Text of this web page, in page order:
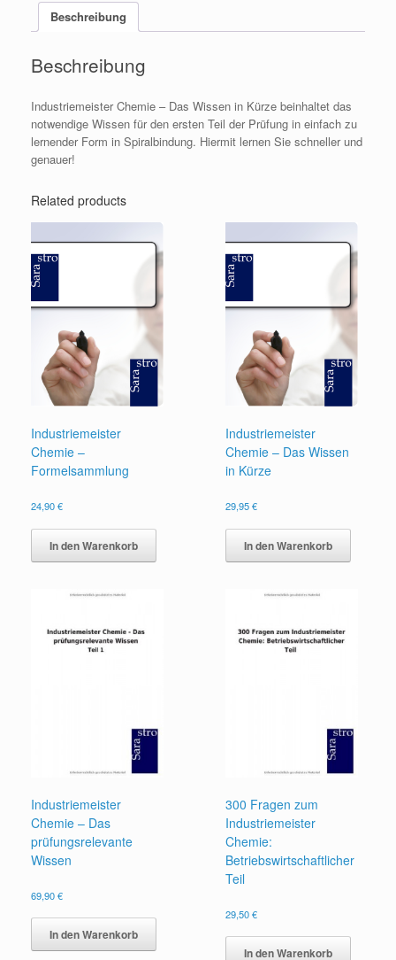
Kürze
quantity
Beschreibung
Beschreibung
Industriemeister Chemie – Das Wissen in Kürze beinhaltet das
notwendige Wissen für den ersten Teil der Prüfung in einfach zu
lernender Form in Spiralbindung. Hiermit lernen Sie schneller und
genauer!
Related products
Industriemeister
Chemie –
Formelsammlung
24,90€
In den Warenkorb
Industriemeister
Chemie – Das Wissen
in Kürze
29,95€
In den Warenkorb
Industriemeister
Chemie – Das
prüfungsrelevante
Wissen
69,90€
In den Warenkorb
300 Fragen zum
Industriemeister
Chemie:
Betriebswirtschaftlicher
Teil
29,50€
In den Warenkorb